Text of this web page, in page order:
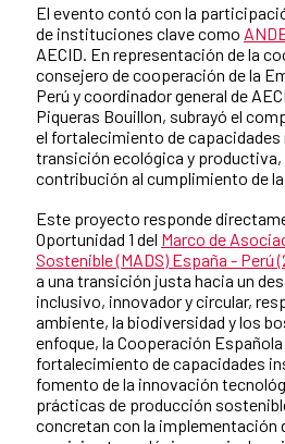
El evento contó con la
de instituciones clave como
AECID. En representación de la
consejero de cooperación de la
Perú y coordinador general de
Piqueras Bouillon, subrayó el
el fortalecimiento de capacidades
transición ecológica y productiva,
contribución al cumplimiento de la
Este proyecto responde
Oportunidad 1 del Marco de
Sostenible (MADS) España - Perú
a una transición justa hacia un
inclusivo, innovador y circular,
ambiente, la biodiversidad y los
enfoque, la Cooperación
fortalecimiento de capacidades
fomento de la innovación
prácticas de producción
concretan con la implementación